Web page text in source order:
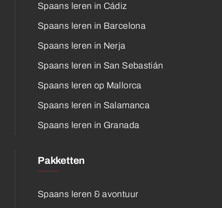
Spaans leren in Cádiz
Spaans leren in Barcelona
Spaans leren in Nerja
Spaans leren in San Sebastián
Spaans leren op Mallorca
Spaans leren in Salamanca
Spaans leren in Granada
Pakketten
Spaans leren & avontuur